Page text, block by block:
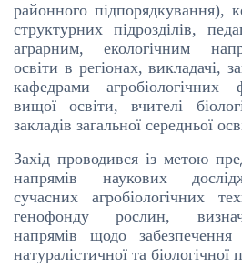
районного підпорядкування),
структурних підрозділів,
аграрним, екологічним
освіти в регіонах, викладачі,
кафедрами агробіологічних
вищої освіти, вчителі
закладів загальної середньої
Захід проводився із метою
напрямів наукових
сучасних агробіологічних
генофонду рослин,
напрямів щодо забезпечення
натуралістичної та біологічної